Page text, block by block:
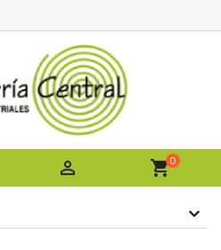
 shopping_cart0